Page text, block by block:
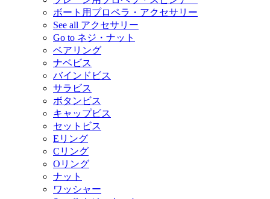
ボート用プロペラ・アクセサリー
See all アクセサリー
Go to ネジ・ナット
ベアリング
ナベビス
バインドビス
サラビス
ボタンビス
キャップビス
セットビス
Eリング
Cリング
Oリング
ナット
ワッシャー